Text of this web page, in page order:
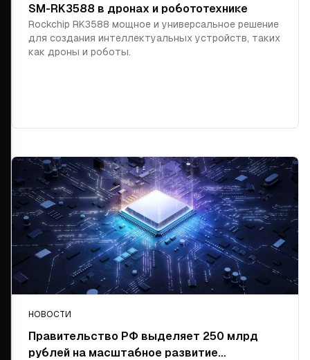
SM-RK3588 в дронах и робототехнике
Rockchip RK3588 мощное и универсальное решение
для создания интеллектуальных устройств, таких
как дроны и роботы.
НОВОСТИ
Правительство РФ выделяет 250 млрд
рублей на масштабное развитие